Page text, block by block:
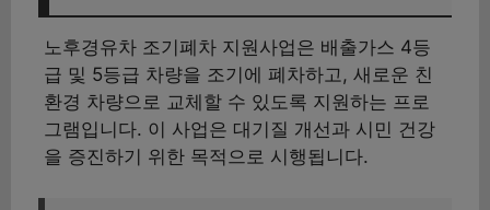
노후경유차 조기폐차 지원사업은 배출가스 4등
급 및 5등급 차량을 조기에 폐차하고, 새로운 친
환경 차량으로 교체할 수 있도록 지원하는 프로
그램입니다. 이 사업은 대기질 개선과 시민 건강
을 증진하기 위한 목적으로 시행됩니다.